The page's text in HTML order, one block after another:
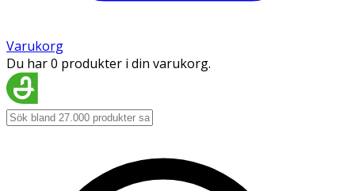
Varukorg
Du har 0 produkter i din varukorg.